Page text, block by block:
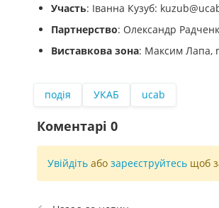
Участь: Іванна Кузуб:
Партнерство: Олександр
Виставкова зона: Максим Лапа,
подія УКАБ ucab
Коментарі 0
Увійдіть або зареєструйтесь щоб